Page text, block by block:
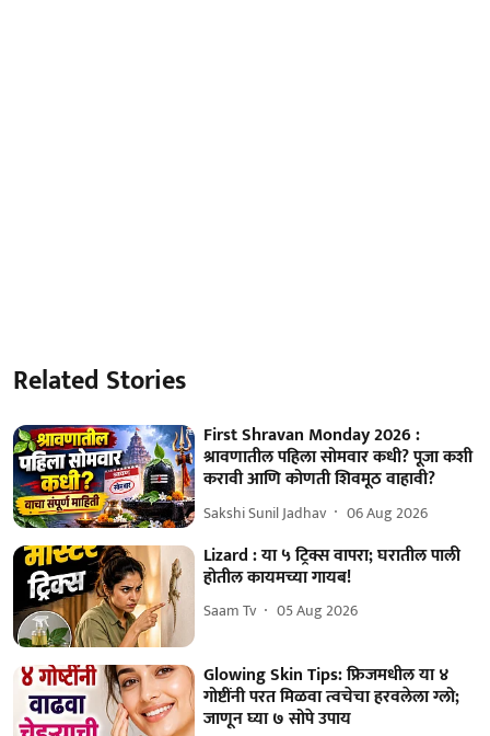
Related Stories
First Shravan Monday 2026 :
श्रावणातील पहिला सोमवार कधी? पूजा कशी
करावी आणि कोणती शिवमूठ वाहावी?
Sakshi Sunil Jadhav 06 Aug 2026
Lizard : या ५ ट्रिक्स वापरा; घरातील पाली
होतील कायमच्या गायब!
Saam Tv 05 Aug 2026
Glowing Skin Tips: फ्रिजमधील या ४
गोष्टींनी परत मिळवा त्वचेचा हरवलेला ग्लो;
जाणून घ्या ७ सोपे उपाय